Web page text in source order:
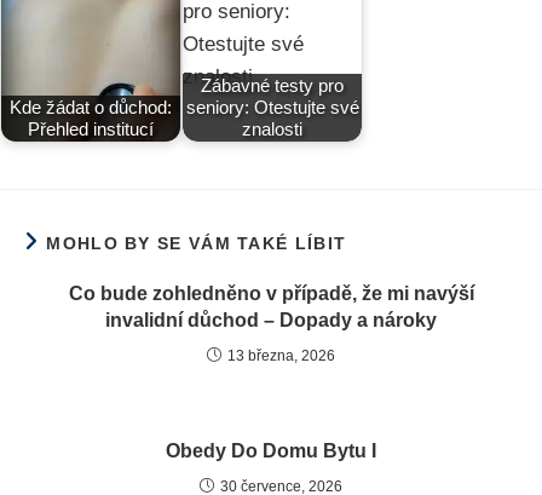
Kde žádat o důchod:
Přehled institucí
Zábavné testy pro
seniory: Otestujte své
znalosti
MOHLO BY SE VÁM TAKÉ LÍBIT
Co bude zohledněno v případě, že mi navýší
invalidní důchod – Dopady a nároky
13 března, 2026
Obedy Do Domu Bytu I
30 července, 2026